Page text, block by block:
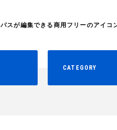
パスが編集できる商用フリーのアイコ
CATEGORY